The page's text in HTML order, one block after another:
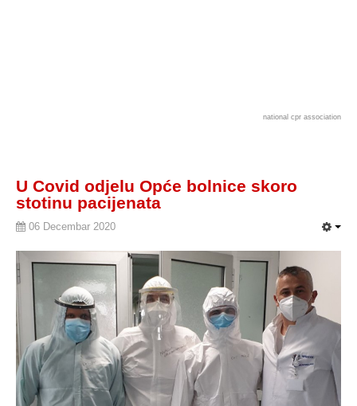
national cpr association
U Covid odjelu Opće bolnice skoro
stotinu pacijenata
06 Decembar 2020